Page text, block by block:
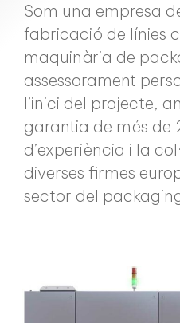
Som una empresa
fabricació de línies
maquinària de
assessorament
l’inici del projecte,
garantia de més de
d’experiència i la
diverses firmes
sector del